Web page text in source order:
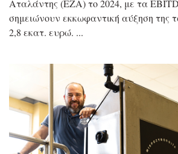
Αταλάντης (ΕΖΑ) το 2024, με τα
σημειώνουν εκκωφαντική αύξηση της
2,8 εκατ. ευρώ.